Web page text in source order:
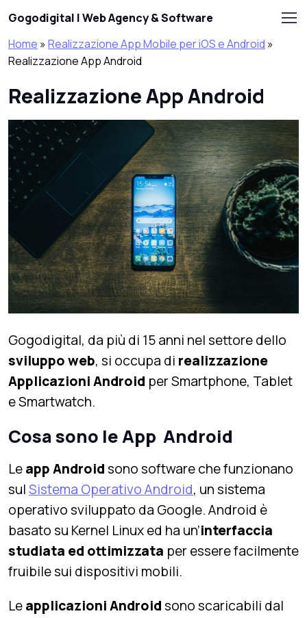
Gogodigital | Web Agency & Software
Home »Realizzazione App Mobile per iOS e Android »
Realizzazione App Android
Realizzazione App Android
Gogodigital, da più di 15 anni nel settore dello
sviluppo web, si occupa di realizzazione
Applicazioni Android per Smartphone, Tablet
e Smartwatch.
Cosa sono le App Android
Leapp Androidsono software che funzionano
sulSistema Operativo Android, un sistema
operativo sviluppato da Google. Android è
basato su Kernel Linux ed ha un’interfaccia
studiata ed ottimizzata per essere facilmente
fruibile sui dispositivi mobili.
Leapplicazioni Androidsono scaricabili dal